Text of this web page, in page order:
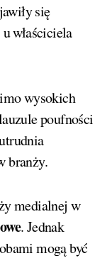
się
właściciela
wysokich
poufności
branży.
medialnej w
. Jednak
mogą być